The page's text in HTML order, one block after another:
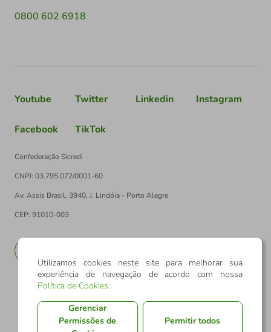
0800 602 6918
Youtube Twitter Linkedin Instagram
Facebook TikTok
Confederação Sicredi
CNPJ: 03.795.072/0001-60
Av. Assis Brasil, 3940, J. Lindóia - Porto Alegre
CEP: 91010-003
Utilizamos cookies neste site para melhorar sua
experiência de navegação de acordo com nossa
Política de Cookies.
Gerenciar
Permissões de
Permitir todos